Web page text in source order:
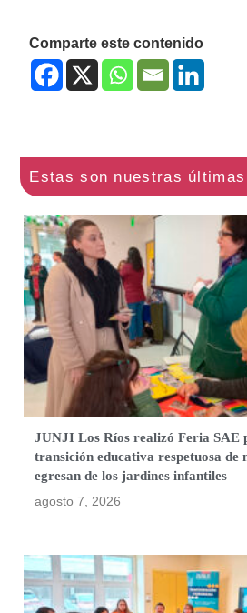
Comparte este contenido
JUNJI Los Ríos realizó Feria SAE
transición educativa respetuosa de
egresan de los jardines infantiles
agosto 7, 2026